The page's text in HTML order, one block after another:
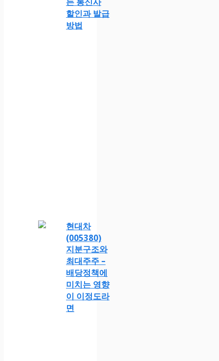
할인과 발급
방법
현대차
(005380)
지분구조와
최대주주 –
배당정책에
미치는 영향
이 이정도라
면